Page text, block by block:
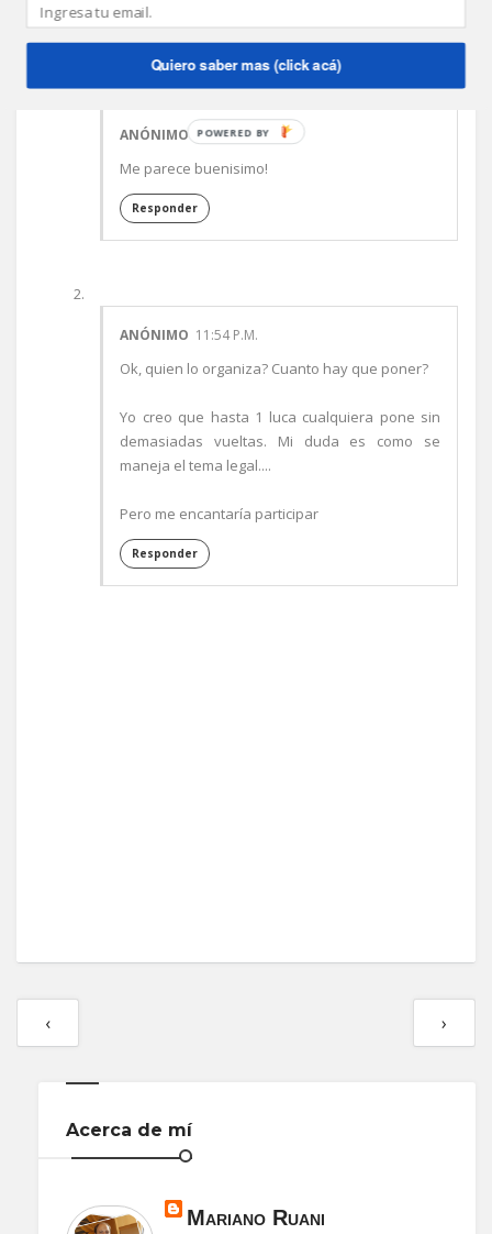
2 comentarios:
ANÓNIMO 5:34 P.M.
Me parece buenisimo!
Responder
ANÓNIMO 11:54 P.M.
Ok, quien lo organiza? Cuanto hay que poner?
Yo creo que hasta 1 luca cualquiera pone sin
demasiadas vueltas. Mi duda es como se
maneja el tema legal....
Pero me encantaría participar
Responder
‹ ›
Acerca de mí
Mariano Ruani
Quiero saber mas (click acá)
POWERED BY